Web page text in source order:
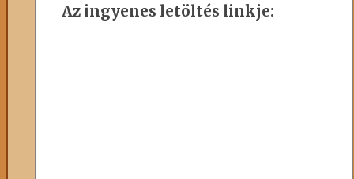
Az ingyenes letöltés linkje: